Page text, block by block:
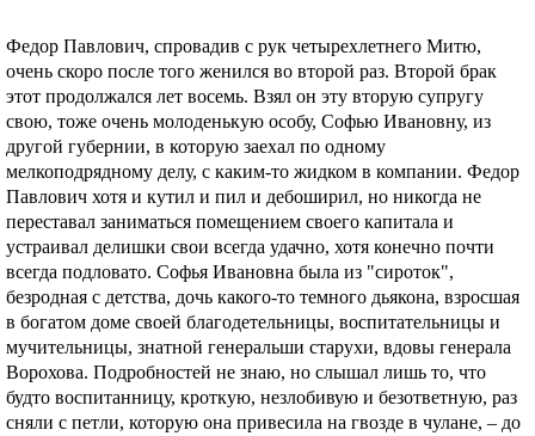
Федор Павлович, спровадив с рук четырехлетнего Митю,
очень скоро после того женился во второй раз. Второй брак
этот продолжался лет восемь. Взял он эту вторую супругу
свою, тоже очень молоденькую особу, Софью Ивановну, из
другой губернии, в которую заехал по одному
мелкоподрядному делу, с каким-то жидком в компании. Федор
Павлович хотя и кутил и пил и дебоширил, но никогда не
переставал заниматься помещением своего капитала и
устраивал делишки свои всегда удачно, хотя конечно почти
всегда подловато. Софья Ивановна была из "сироток",
безродная с детства, дочь какого-то темного дьякона, взросшая
в богатом доме своей благодетельницы, воспитательницы и
мучительницы, знатной генеральши старухи, вдовы генерала
Ворохова. Подробностей не знаю, но слышал лишь то, что
будто воспитанницу, кроткую, незлобивую и безответную, раз
сняли с петли, которую она привесила на гвозде в чулане, – до